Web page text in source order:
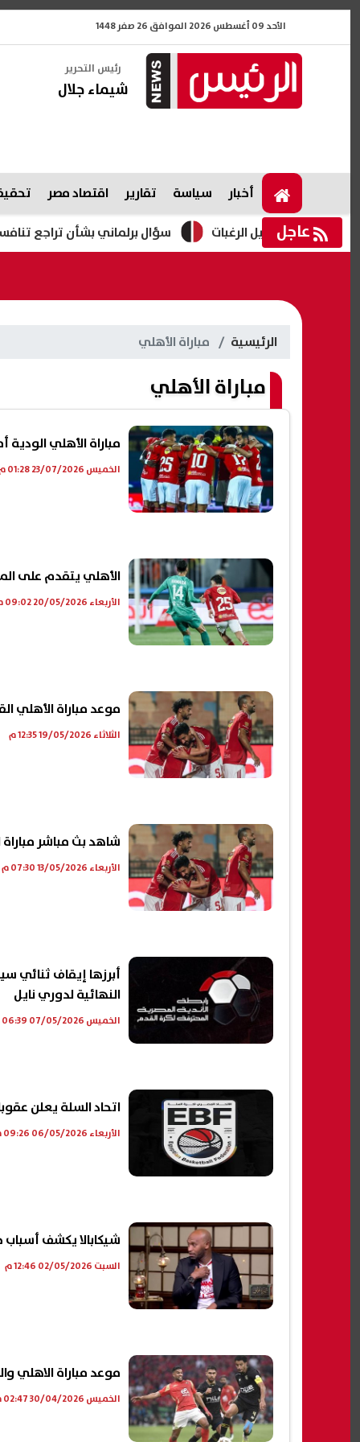
الأحد 09 أغسطس 2026 الموافق 26 صفر 1448
رئيس التحرير
شيماء جلال
أخبار سياسة تقارير اقتصاد مصر
عاجل سؤال برلماني بشأن تراجع تنافسية قطاع
الرئيسية مباراة الأهلي
مباراة الأهلي
مباراة الأهلي الودية
الخميس 23/07/2026 01:28 م
الأهلي يتقدم على
الأربعاء 20/05/2026 09:02 م
موعد مباراة الأهلي
الثلاثاء 19/05/2026 12:35 م
شاهد بث مباشر
الأربعاء 13/05/2026 07:30 م
أبرزها إيقاف ثنائي
النهائية لدوري نايل
الخميس 07/05/2026 06:39 م
اتحاد السلة يعلن
الأربعاء 06/05/2026 09:26 م
شيكابالا يكشف
السبت 02/05/2026 12:46 م
موعد مباراة الاهلي
الخميس 30/04/2026 02:47 م